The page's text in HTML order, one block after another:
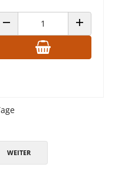
ANZAHL VERRINGERN ANZAHL
WEITER